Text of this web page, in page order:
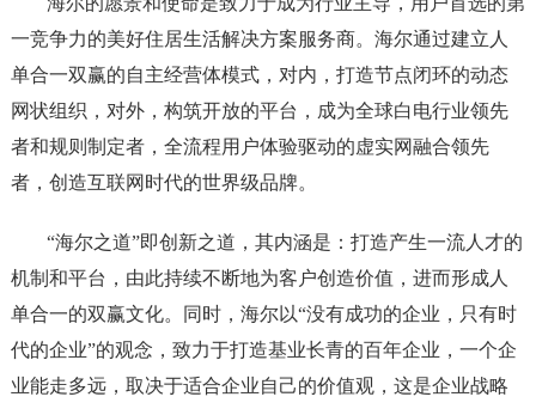
一竞争力的美好住居生活解决方案服务商。海尔通过建立人
单合一双赢的自主经营体模式，对内，打造节点闭环的动态
网状组织，对外，构筑开放的平台，成为全球白电行业领先
者和规则制定者，全流程用户体验驱动的虚实网融合领先
者，创造互联网时代的世界级品牌。
“海尔之道”即创新之道，其内涵是：打造产生一流人才的
机制和平台，由此持续不断地为客户创造价值，进而形成人
单合一的双赢文化。同时，海尔以“没有成功的企业，只有时
代的企业”的观念，致力于打造基业长青的百年企业，一个企
业能走多远，取决于适合企业自己的价值观，这是企业战略